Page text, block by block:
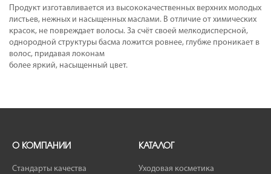
Продукт изготавливается из высококачественных верхних молодых
листьев, нежных и насыщенных маслами. В отличие от химических
красок, не повреждает волосы. За счёт своей мелкодисперсной,
однородной структуры басма ложится ровнее, глубже проникает в
волос, придавая локонам
более яркий, насыщенный цвет.
О КОМПАНИИ
Стандарты качества
КАТАЛОГ
Уходовая косметика